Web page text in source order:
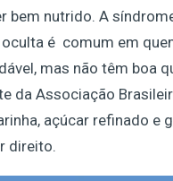
nutrido. A
é comum em
mas não têm boa
da Associação
açúcar refinado e
direito.